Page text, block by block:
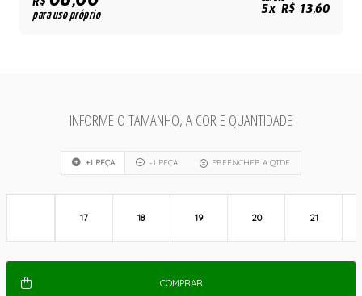
para uso próprio 5x R$ 13,60
INFORME O TAMANHO, A COR E QUANTIDADE
+1 PEÇA -1 PEÇA PREENCHER A QTDE
17 18 19 20 21
COMPRAR